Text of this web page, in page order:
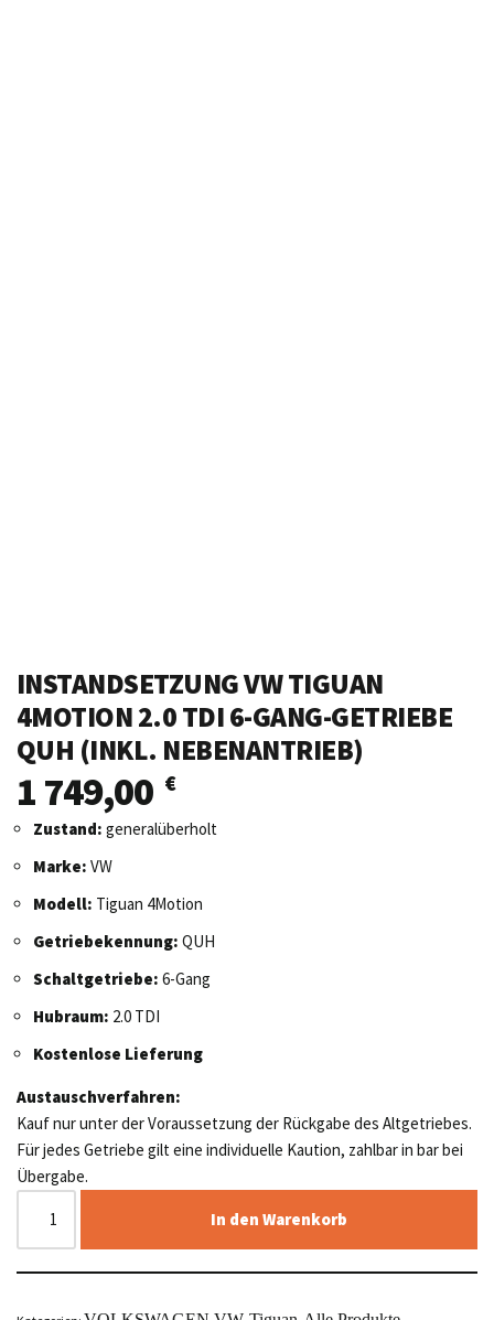
INSTANDSETZUNG VW TIGUAN
4MOTION 2.0 TDI 6-GANG-GETRIEBE
QUH (INKL. NEBENANTRIEB)
1 749,00 €
Zustand: generalüberholt
Marke: VW
Modell: Tiguan 4Motion
Getriebekennung: QUH
Schaltgetriebe: 6-Gang
Hubraum: 2.0 TDI
Kostenlose Lieferung
Austauschverfahren:
Kauf nur unter der Voraussetzung der Rückgabe des Altgetriebes.
Für jedes Getriebe gilt eine individuelle Kaution, zahlbar in bar bei
Übergabe.
In den Warenkorb